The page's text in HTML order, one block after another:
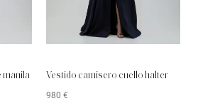
manila Vestido camisero cuello halter
980 €